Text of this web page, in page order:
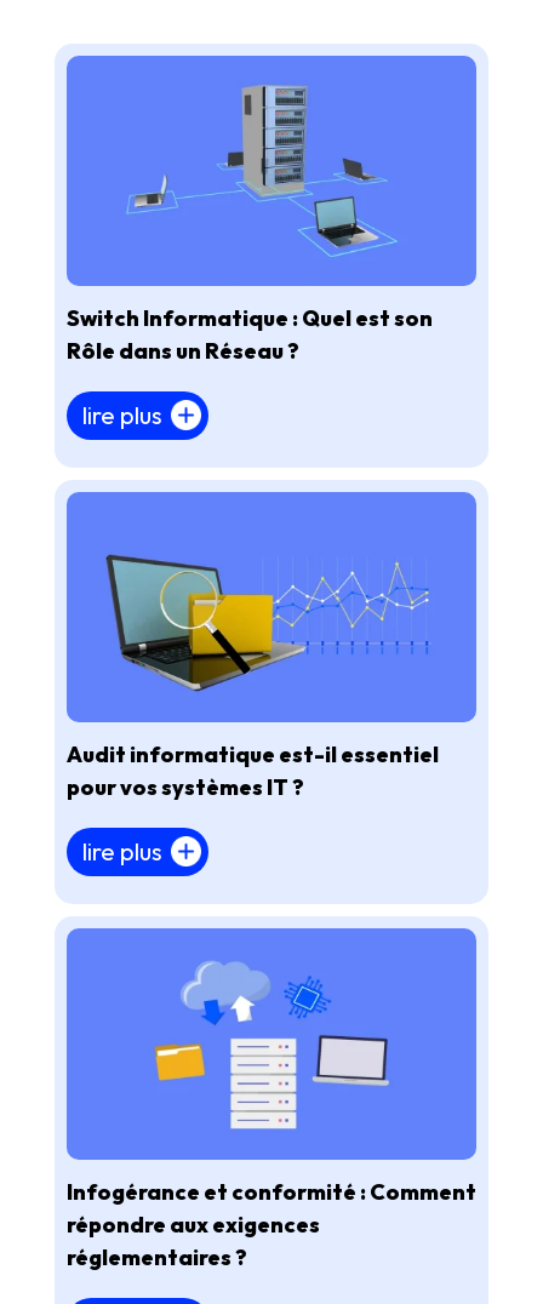
Switch Informatique : Quel est son
Rôle dans un Réseau ?
lire plus
Audit informatique est-il essentiel
pour vos systèmes IT ?
lire plus
Infogérance et conformité : Comment
répondre aux exigences
réglementaires ?